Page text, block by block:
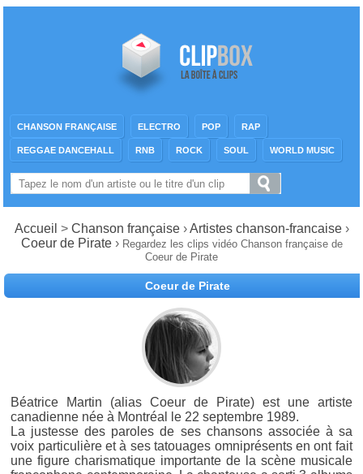
CHANSON FRANÇAISE ELECTRO POP RAP
REGGAE DANCEHALL RNB ROCK SOUL WORLD MUSIC
Accueil > Chanson française› Artistes chanson-francaise›
Coeur de Pirate› Regardez les clips vidéo Chanson française de
Coeur de Pirate
Coeur de Pirate
Béatrice Martin (alias Coeur de Pirate) est une artiste
canadienne née à Montréal le 22 septembre 1989.
La justesse des paroles de ses chansons associée à sa
voix particulière et à ses tatouages omniprésents en ont fait
une figure charismatique importante de la scène musicale